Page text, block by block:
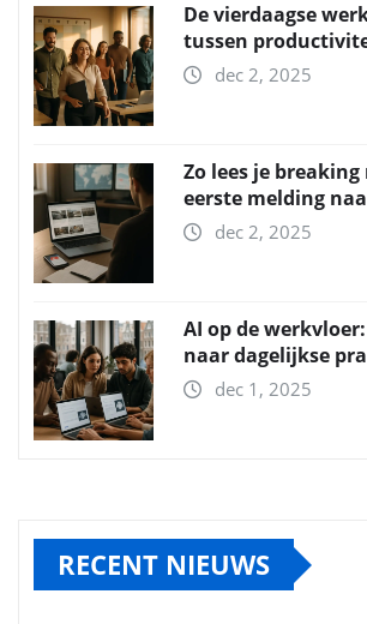
De vierdaagse
tussen
dec 2, 2025
Zo lees je
eerste melding
dec 2, 2025
AI op de
naar dagelijkse
dec 1, 2025
RECENT NIEUWS